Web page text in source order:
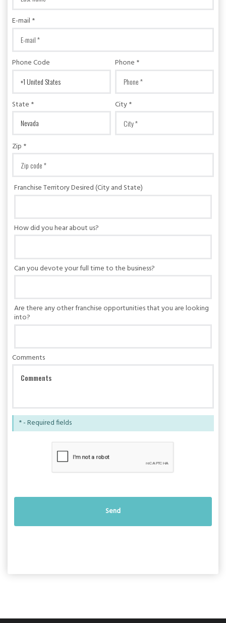
E-mail *
Phone Code Phone *
State * City *
Zip *
Franchise Territory Desired (City and State)
How did you hear about us?
Can you devote your full time to the business?
Are there any other franchise opportunities that you are looking
into?
Comments
* - Required fields